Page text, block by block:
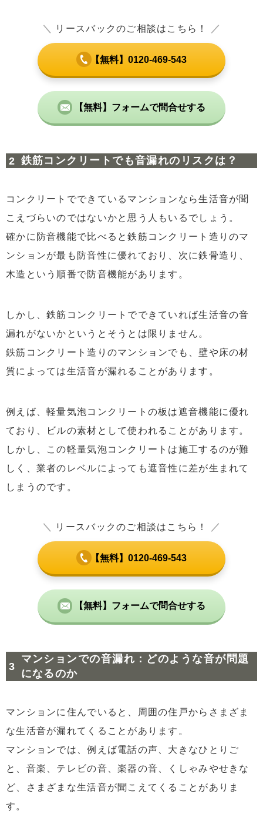
＼ リースバックのご相談はこちら！ ／
【無料】0120-469-543
【無料】フォームで問合せする
鉄筋コンクリートでも音漏れのリスクは？
コンクリートでできているマンションなら生活音が聞
こえづらいのではないかと思う人もいるでしょう。
確かに防音機能で比べると鉄筋コンクリート造りのマ
ンションが最も防音性に優れており、次に鉄骨造り、
木造という順番で防音機能があります。
しかし、鉄筋コンクリートでできていれば生活音の音
漏れがないかというとそうとは限りません。
鉄筋コンクリート造りのマンションでも、壁や床の材
質によっては生活音が漏れることがあります。
例えば、軽量気泡コンクリートの板は遮音機能に優れ
ており、ビルの素材として使われることがあります。
しかし、この軽量気泡コンクリートは施工するのが難
しく、業者のレベルによっても遮音性に差が生まれて
しまうのです。
＼ リースバックのご相談はこちら！ ／
【無料】0120-469-543
【無料】フォームで問合せする
マンションでの音漏れ：どのような音が問題
になるのか
マンションに住んでいると、周囲の住戸からさまざま
な生活音が漏れてくることがあります。
マンションでは、例えば電話の声、大きなひとりご
と、音楽、テレビの音、楽器の音、くしゃみやせきな
ど、さまざまな生活音が聞こえてくることがありま
す。